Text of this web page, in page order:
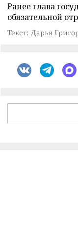
Ранее глава
обязательной
Текст: Дарья